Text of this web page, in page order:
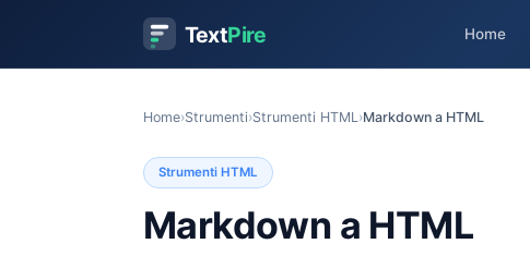
TextPire Home
Home›Strumenti›Strumenti HTML›Markdown a HTML
Strumenti HTML
Markdown a HTML